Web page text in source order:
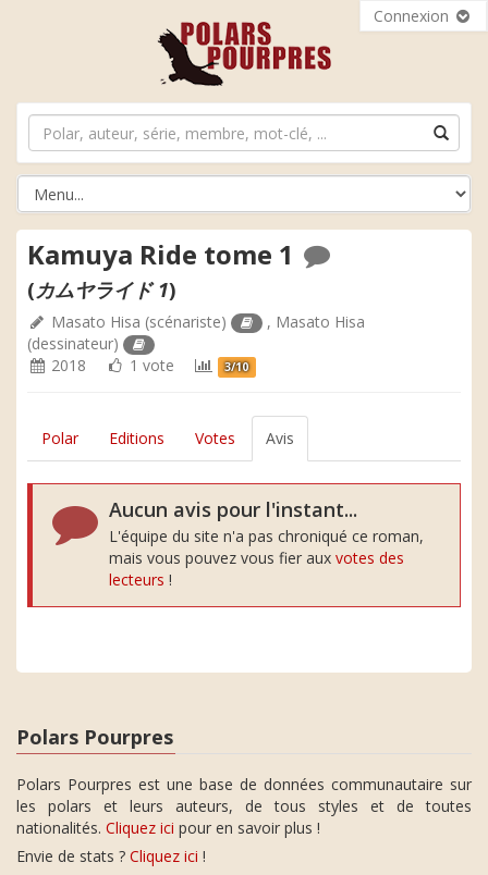
Connexion
Kamuya Ride tome 1
(カムヤライド 1)
Masato Hisa (scénariste) , Masato Hisa
(dessinateur)
2018
1 vote 3/10
Polar Editions Votes Avis
Aucun avis pour l'instant...
L'équipe du site n'a pas chroniqué ce roman,
mais vous pouvez vous fier aux votes des
lecteurs !
Polars Pourpres
Polars Pourpres est une base de données communautaire sur
les polars et leurs auteurs, de tous styles et de toutes
nationalités. Cliquez ici pour en savoir plus !
Envie de stats ? Cliquez ici !